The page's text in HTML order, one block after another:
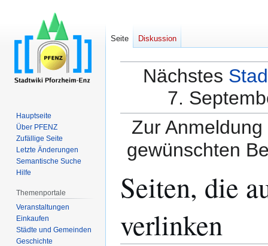
Nächstes
7.
Zur
gewünschten
Seiten, die
verlinken
Seite Diskussion
Hauptseite
Über PFENZ
Zufällige Seite
Letzte Änderungen
Semantische Suche
Hilfe
Themenportale
Veranstaltungen
Einkaufen
Städte und Gemeinden
Geschichte